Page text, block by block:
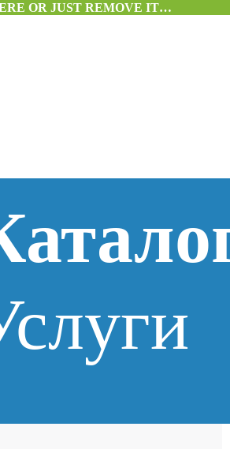
OR JUST REMOVE IT…